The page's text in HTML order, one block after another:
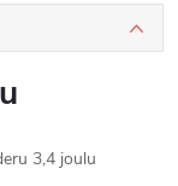
3,4 joulu